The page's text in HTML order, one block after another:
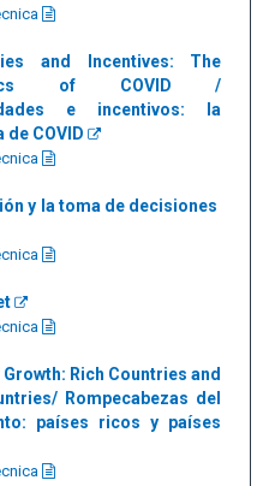
and Incentives: The
of COVID /
e incentivos: la
de COVID
y la toma de decisiones
Rich Countries and
Rompecabezas del
países ricos y países